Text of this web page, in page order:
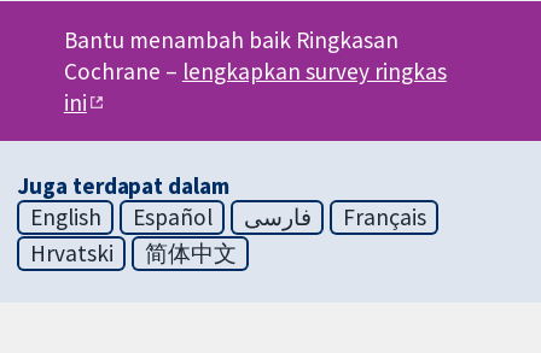
Bantu menambah baik Ringkasan
Cochrane – lengkapkan survey ringkas
ini
Juga terdapat dalam
English
Español فارسی
Français
Hrvatski
简体中文